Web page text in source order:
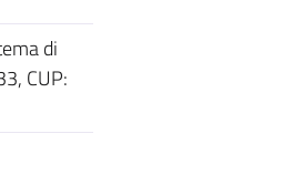
di
CUP: